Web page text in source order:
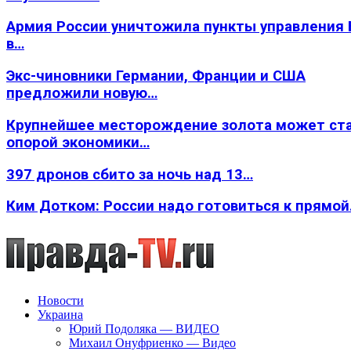
Армия России уничтожила пункты
в…
Экс-чиновники Германии, Франции и США
предложили новую…
Крупнейшее месторождение золота может
опорой экономики…
397 дронов сбито за ночь над 13…
Ким Дотком: России надо готовиться к
Новости
Украина
Юрий Подоляка — ВИДЕО
Михаил Онуфриенко — Видео